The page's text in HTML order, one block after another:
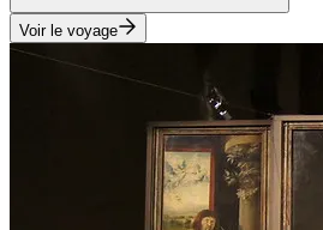
Voir le voyage